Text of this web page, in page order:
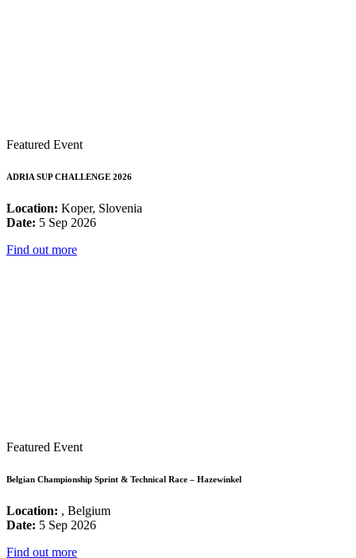
Featured Event
ADRIA SUP CHALLENGE 2026
Location: Koper, Slovenia
Date: 5 Sep 2026
Find out more
Featured Event
Belgian Championship Sprint & Technical Race – Hazewinkel
Location: , Belgium
Date: 5 Sep 2026
Find out more